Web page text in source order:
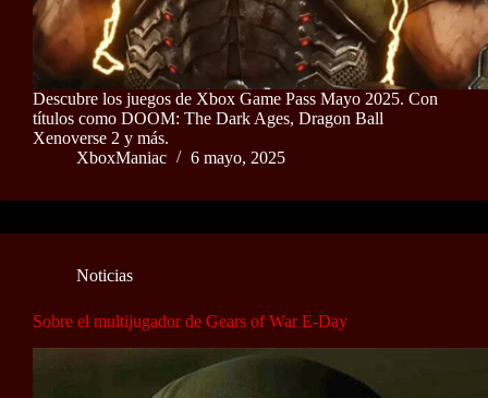
Descubre los juegos de Xbox Game Pass Mayo 2025. Con
títulos como DOOM: The Dark Ages, Dragon Ball
Xenoverse 2 y más.
XboxManiac
6 mayo, 2025
Noticias
Sobre el multijugador de Gears of War E-Day